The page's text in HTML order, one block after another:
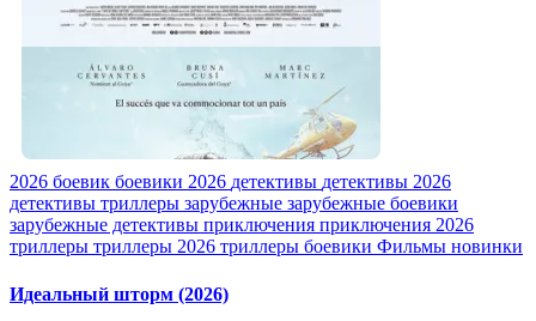
2026 боевик боевики 2026 детективы детективы 2026
детективы триллеры зарубежные зарубежные боевики
зарубежные детективы приключения приключения 2026
триллеры триллеры 2026 триллеры боевики Фильмы новинки
Идеальный шторм (2026)